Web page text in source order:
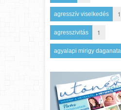
agresszív viselkedés 1
agresszivitás 1
agyalapi mirigy daganata